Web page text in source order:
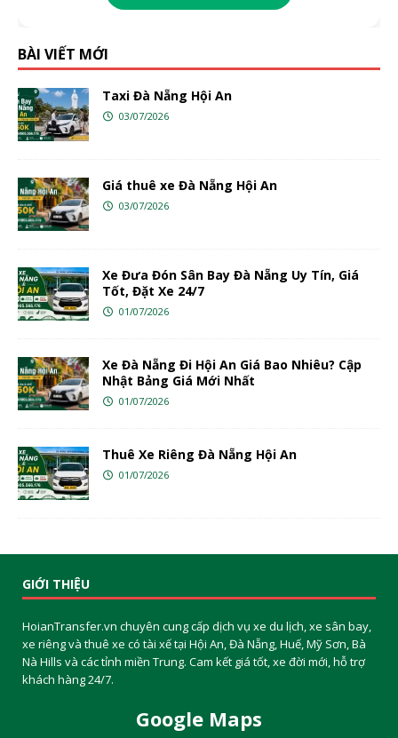
BÀI VIẾT MỚI
Taxi Đà Nẵng Hội An
03/07/2026
Giá thuê xe Đà Nẵng Hội An
03/07/2026
Xe Đưa Đón Sân Bay Đà Nẵng Uy Tín, Giá
Tốt, Đặt Xe 24/7
01/07/2026
Xe Đà Nẵng Đi Hội An Giá Bao Nhiêu? Cập
Nhật Bảng Giá Mới Nhất
01/07/2026
Thuê Xe Riêng Đà Nẵng Hội An
01/07/2026
GIỚI THIỆU
HoianTransfer.vn chuyên cung cấp dịch vụ xe du lịch, xe sân bay,
xe riêng và thuê xe có tài xế tại Hội An, Đà Nẵng, Huế, Mỹ Sơn, Bà
Nà Hills và các tỉnh miền Trung. Cam kết giá tốt, xe đời mới, hỗ trợ
khách hàng 24/7.
Google Maps